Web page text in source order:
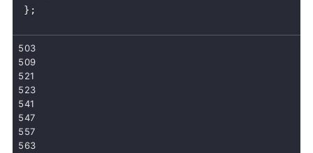
} ;
503
509
523
547
557
563